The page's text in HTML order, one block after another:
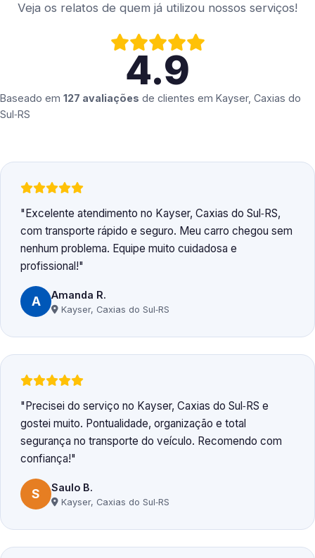
Veja os relatos de quem já utilizou nossos serviços!
4.9
Baseado em 127 avaliações de clientes em Kayser, Caxias do
Sul‑RS
Excelente atendimento no Kayser, Caxias do Sul‑RS,
com transporte rápido e seguro. Meu carro chegou sem
nenhum problema. Equipe muito cuidadosa e
profissional!
A Amanda R.
Kayser, Caxias do Sul‑RS
Precisei do serviço no Kayser, Caxias do Sul‑RS e
gostei muito. Pontualidade, organização e total
segurança no transporte do veículo. Recomendo com
confiança!
S Saulo B.
Kayser, Caxias do Sul‑RS